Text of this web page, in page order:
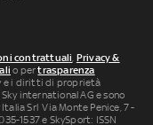
contrattuali Privacy &
o pertrasparenza
e i diritti di proprietà
international AG e sono
Srl Via Monte Penice, 7 -
1537 e SkySport: ISSN